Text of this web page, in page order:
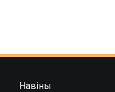
Навіны